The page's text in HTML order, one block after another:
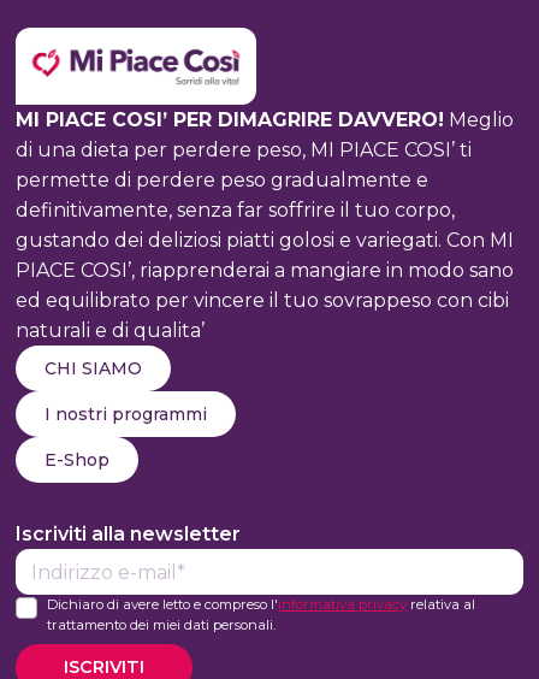
COME
GODERSI
IL
PRANZO
SENZA
RINUNCIARE
AL
BENESSERE
MI PIACE COSI’ PER DIMAGRIRE DAVVERO! Meglio
di una dieta per perdere peso, MI PIACE COSI’ ti
permette di perdere peso gradualmente e
definitivamente, senza far soffrire il tuo corpo,
gustando dei deliziosi piatti golosi e variegati. Con MI
PIACE COSI’, riapprenderai a mangiare in modo sano
ed equilibrato per vincere il tuo sovrappeso con cibi
naturali e di qualita’
CHI SIAMO
I nostri programmi
E-Shop
Iscriviti alla newsletter
E-
mail*Dichiaro di avere letto e compreso l'informativa privacy relativa al
trattamento dei miei dati personali.
ISCRIVITI